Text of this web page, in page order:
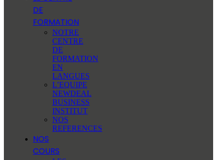
DE
FORMATION
NOTRE
CENTRE
DE
FORMATION
EN
LANGUES
L’EQUIPE
NEWDEAL
BUSINESS
INSTITUT
NOS
REFERENCES
NOS
COURS